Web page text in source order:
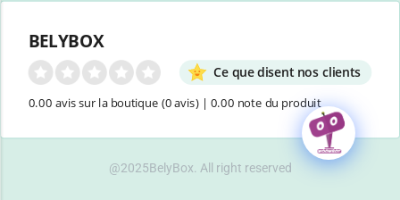
BELYBOX
Ce que disent nos clients
0.00 avis sur la boutique (0 avis)| 0.00 note du produit
@2025BelyBox. All right reserved